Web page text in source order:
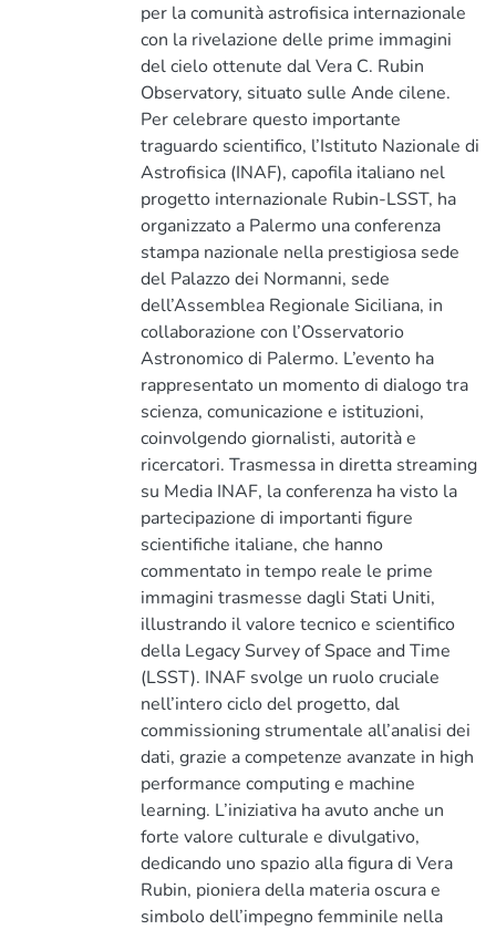
per la comunità astrofisica internazionale
con la rivelazione delle prime immagini
del cielo ottenute dal Vera C. Rubin
Observatory, situato sulle Ande cilene.
Per celebrare questo importante
traguardo scientifico, l’Istituto Nazionale di
Astrofisica (INAF), capofila italiano nel
progetto internazionale Rubin-LSST, ha
organizzato a Palermo una conferenza
stampa nazionale nella prestigiosa sede
del Palazzo dei Normanni, sede
dell’Assemblea Regionale Siciliana, in
collaborazione con l’Osservatorio
Astronomico di Palermo. L’evento ha
rappresentato un momento di dialogo tra
scienza, comunicazione e istituzioni,
coinvolgendo giornalisti, autorità e
ricercatori. Trasmessa in diretta streaming
su Media INAF, la conferenza ha visto la
partecipazione di importanti figure
scientifiche italiane, che hanno
commentato in tempo reale le prime
immagini trasmesse dagli Stati Uniti,
illustrando il valore tecnico e scientifico
della Legacy Survey of Space and Time
(LSST). INAF svolge un ruolo cruciale
nell’intero ciclo del progetto, dal
commissioning strumentale all’analisi dei
dati, grazie a competenze avanzate in high
performance computing e machine
learning. L’iniziativa ha avuto anche un
forte valore culturale e divulgativo,
dedicando uno spazio alla figura di Vera
Rubin, pioniera della materia oscura e
simbolo dell’impegno femminile nella